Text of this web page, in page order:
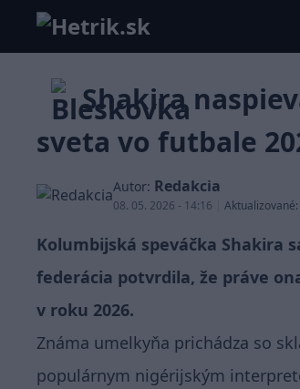
Shakira
sveta vo futbale
Autor: Redakcia
08. 05. 2026 - 14:16
Kolumbijská speváčka Shakira
federácia potvrdila, že práve
v roku 2026.
Známa umelkyňa prichádza so
populárnym nigérijským